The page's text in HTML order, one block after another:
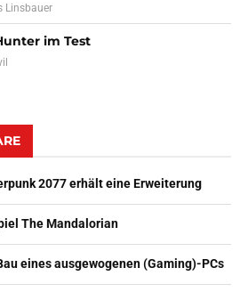
Linsbauer
im Test
2077 erhält eine Erweiterung
The Mandalorian
eines ausgewogenen (Gaming)-PCs